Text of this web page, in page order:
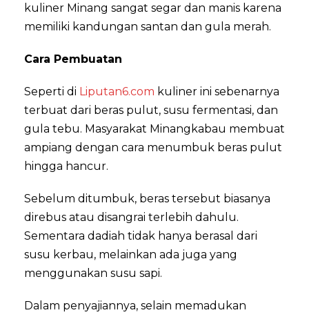
kuliner Minang sangat segar dan manis karena
memiliki kandungan santan dan gula merah.
Cara Pembuatan
Seperti di Liputan6.com kuliner ini sebenarnya
terbuat dari beras pulut, susu fermentasi, dan
gula tebu. Masyarakat Minangkabau membuat
ampiang dengan cara menumbuk beras pulut
hingga hancur.
Sebelum ditumbuk, beras tersebut biasanya
direbus atau disangrai terlebih dahulu.
Sementara dadiah tidak hanya berasal dari
susu kerbau, melainkan ada juga yang
menggunakan susu sapi.
Dalam penyajiannya, selain memadukan